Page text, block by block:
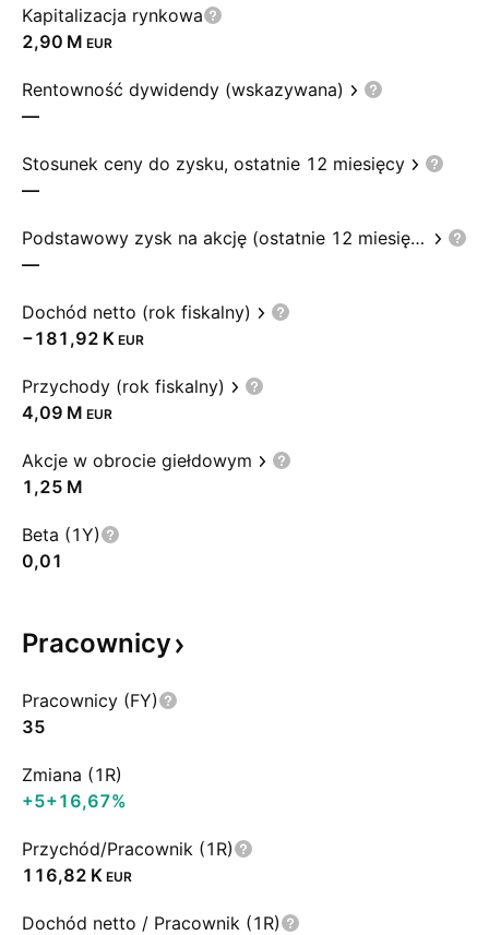
Kapitalizacja rynkowa
‪2,90 M‬ EUR
Rentowność dywidendy (wskazywana)
—
Stosunek ceny do zysku, ostatnie 12 miesięcy
—
Podstawowy zysk na akcję (ostatnie 12 miesięcy)
—
Dochód netto (rok fiskalny)
‪−181,92 K‬ EUR
Przychody (rok fiskalny)
‪4,09 M‬ EUR
Akcje w obrocie giełdowym
‪1,25 M‬
Beta (1Y)
0,01
Pracownicy
Pracownicy (FY)
35
Zmiana (1R)
+5+16,67%
Przychód/Pracownik (1R)
‪116,82 K‬ EUR
Dochód netto / Pracownik (1R)